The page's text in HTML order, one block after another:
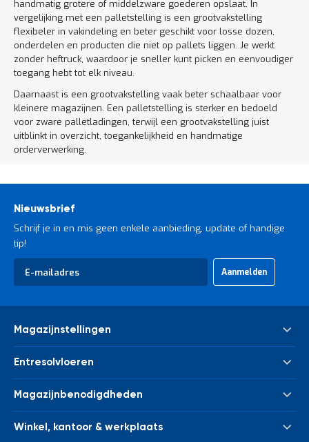
handmatig grotere of middelzware goederen opslaat. In
vergelijking met een palletstelling is een grootvakstelling
flexibeler in vakindeling en beter geschikt voor losse dozen,
onderdelen en producten die niet op pallets liggen. Je werkt
zonder heftruck, waardoor je sneller kunt picken en eenvoudiger
toegang hebt tot elk niveau.
Daarnaast is een grootvakstelling vaak beter schaalbaar voor
kleinere magazijnen. Een palletstelling is sterker en bedoeld
voor zware palletladingen, terwijl een grootvakstelling juist
uitblinkt in overzicht, toegankelijkheid en handmatige
orderverwerking.
Nieuwsbrief
Schrijf je in en mis geen enkele aanbieding, update of handige
tip!
Abonneer
op
Aanmelden
Magazijnstellingen
Link 51 Palletstelling
Houten legbordstelling
Entresolvloeren
Trappen
Magazijnbenodigdheden
Winkel, kantoor & werkplaats